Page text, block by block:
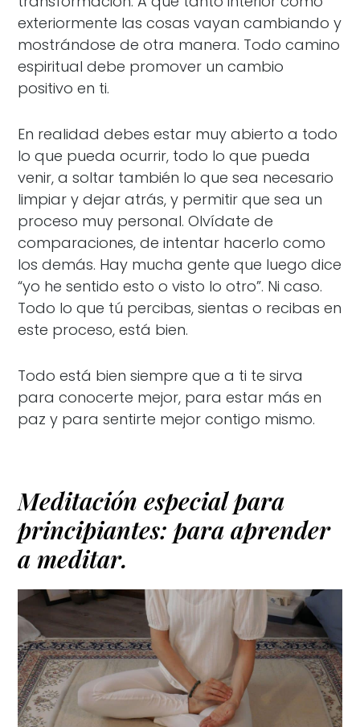
exteriormente las cosas vayan cambiando y
mostrándose de otra manera. Todo camino
espiritual debe promover un cambio
positivo en ti.
En realidad debes estar muy abierto a todo
lo que pueda ocurrir, todo lo que pueda
venir, a soltar también lo que sea necesario
limpiar y dejar atrás, y permitir que sea un
proceso muy personal. Olvídate de
comparaciones, de intentar hacerlo como
los demás. Hay mucha gente que luego dice
“yo he sentido esto o visto lo otro”. Ni caso.
Todo lo que tú percibas, sientas o recibas en
este proceso, está bien.
Todo está bien siempre que a ti te sirva
para conocerte mejor, para estar más en
paz y para sentirte mejor contigo mismo.
Meditación especial para
principiantes: para aprender
a meditar.